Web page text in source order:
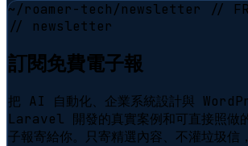
~/roamer-tech/newsletter
//
// newsletter
訂閱免費電子報
把 AI 自動化、企業系統設計與
Laravel 開發的真實案例和可直接照做
子報寄給你。只寄精選內容、不灌垃圾信